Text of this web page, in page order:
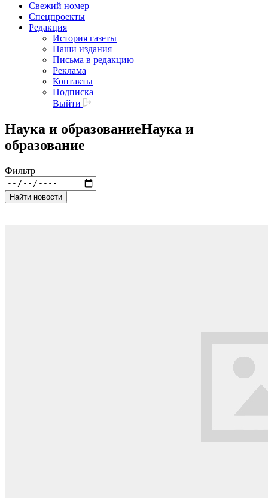
Свежий номер
Спецпроекты
Редакция
История газеты
Наши издания
Письма в редакцию
Реклама
Контакты
Подписка
Выйти
Наука и образованиеНаука и
образование
Фильтр
Найти новости